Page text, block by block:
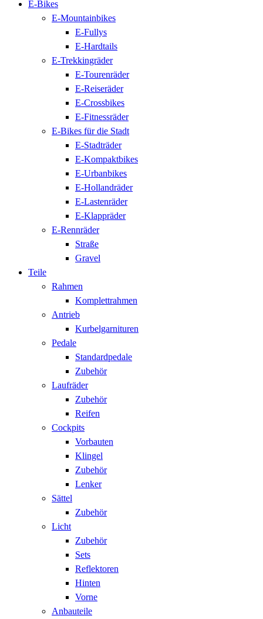
E-Bikes
E-Mountainbikes
E-Fullys
E-Hardtails
E-Trekkingräder
E-Tourenräder
E-Reiseräder
E-Crossbikes
E-Fitnessräder
E-Bikes für die Stadt
E-Stadträder
E-Kompaktbikes
E-Urbanbikes
E-Hollandräder
E-Lastenräder
E-Klappräder
E-Rennräder
Straße
Gravel
Teile
Rahmen
Komplettrahmen
Antrieb
Kurbelgarnituren
Pedale
Standardpedale
Zubehör
Laufräder
Zubehör
Reifen
Cockpits
Vorbauten
Klingel
Zubehör
Lenker
Sättel
Zubehör
Licht
Zubehör
Sets
Reflektoren
Hinten
Vorne
Anbauteile